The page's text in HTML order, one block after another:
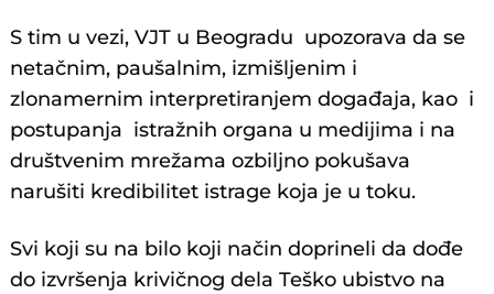
S tim u vezi, VJT u Beogradu upozorava da se
netačnim, paušalnim, izmišljenim i
zlonamernim interpretiranjem događaja, kao i
postupanja istražnih organa u medijima i na
društvenim mrežama ozbiljno pokušava
narušiti kredibilitet istrage koja je u toku.
Svi koji su na bilo koji način doprineli da dođe
do izvršenja krivičnog dela Teško ubistvo na